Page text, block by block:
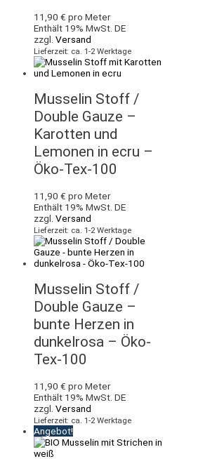
11,90 € pro Meter
Enthält 19% MwSt. DE
zzgl. Versand
Lieferzeit: ca. 1-2 Werktage
Musselin Stoff /
Double Gauze –
Karotten und
Lemonen in ecru –
Öko-Tex-100
11,90 € pro Meter
Enthält 19% MwSt. DE
zzgl. Versand
Lieferzeit: ca. 1-2 Werktage
Musselin Stoff /
Double Gauze –
bunte Herzen in
dunkelrosa – Öko-
Tex-100
11,90 € pro Meter
Enthält 19% MwSt. DE
zzgl. Versand
Lieferzeit: ca. 1-2 Werktage
Angebot!